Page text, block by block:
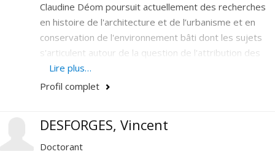
· Quartier chinois de Montréal
Je détiens une expertise particulière sur l’histoire, la
théorie et la production des squares-jardins et des
parcs urbains au XIXe et XXe siècle en Occident.
Claudine Déom poursuit actuellement des recherches
en histoire de l'architecture et de l’urbanisme et en
conservation de l'environnement bâti dont les sujets
s'articulent autour de la question de l'attribution des
valeurs patrimoniales. Ses intérêts de recherche
portent également sur les processus d’appropriation
Lire plus…
Profil complet
DESFORGES, Vincent
Doctorant